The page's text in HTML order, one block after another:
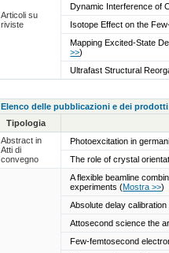
Articoli su
riviste
Dynamic Interference of
Isotope Effect on the
Mapping Excited-State
>>)
Ultrafast Structural
Elenco delle pubblicazioni e dei
Tipologia
Abstract in
Atti di
convegno
Photoexcitation in
The role of crystal
A flexible beamline
experiments(Mostra >>)
Absolute delay
Attosecond science the
Few-femtosecond